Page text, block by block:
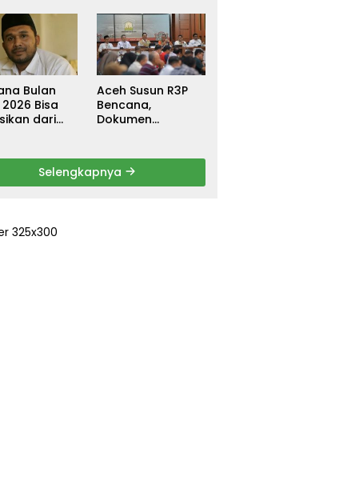
DPR
Tangan
untuk Warga
Terdampak Banjir
di Pidie Jaya
Bulan
Bisa
dari
Aceh Susun R3P
Bencana,
Dokumen
Ditarget Rampung
Januari 2026
Selengkapnya